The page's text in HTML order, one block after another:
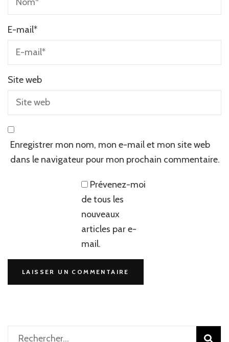
E-mail*
Site web
Enregistrer mon nom, mon e-mail et mon site web
dans le navigateur pour mon prochain commentaire.
Prévenez-moi
de tous les
nouveaux
articles par e-
mail.
Rechercher :